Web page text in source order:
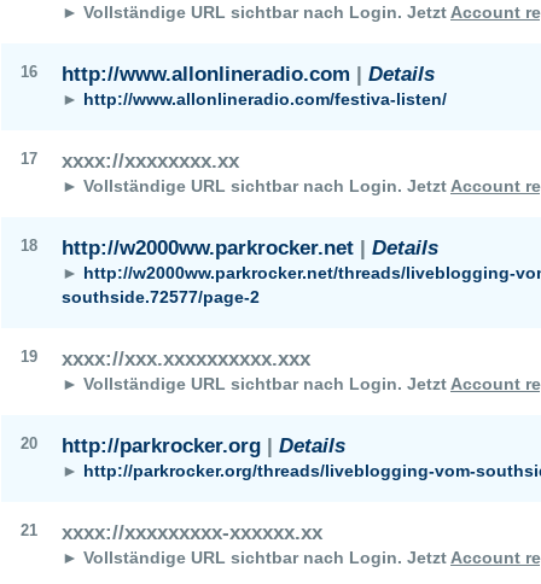
► Vollständige URL sichtbar nach Login. Jetzt Account
16 http://www.allonlineradio.com | Details
► http://www.allonlineradio.com/festiva-listen/
17 xxxx://xxxxxxxx.xx
► Vollständige URL sichtbar nach Login. Jetzt Account
18 http://w2000ww.parkrocker.net | Details
► http://w2000ww.parkrocker.net/threads/liveblogging-
southside.72577/page-2
19 xxxx://xxx.xxxxxxxxxx.xxx
► Vollständige URL sichtbar nach Login. Jetzt Account
20 http://parkrocker.org | Details
► http://parkrocker.org/threads/liveblogging-vom-
21 xxxx://xxxxxxxxx-xxxxxx.xx
► Vollständige URL sichtbar nach Login. Jetzt Account